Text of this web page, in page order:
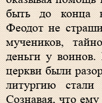
быть до конца
Феодот не
мучеников,
деньги у воинов.
церкви были
литургию стали
Сознавая, что